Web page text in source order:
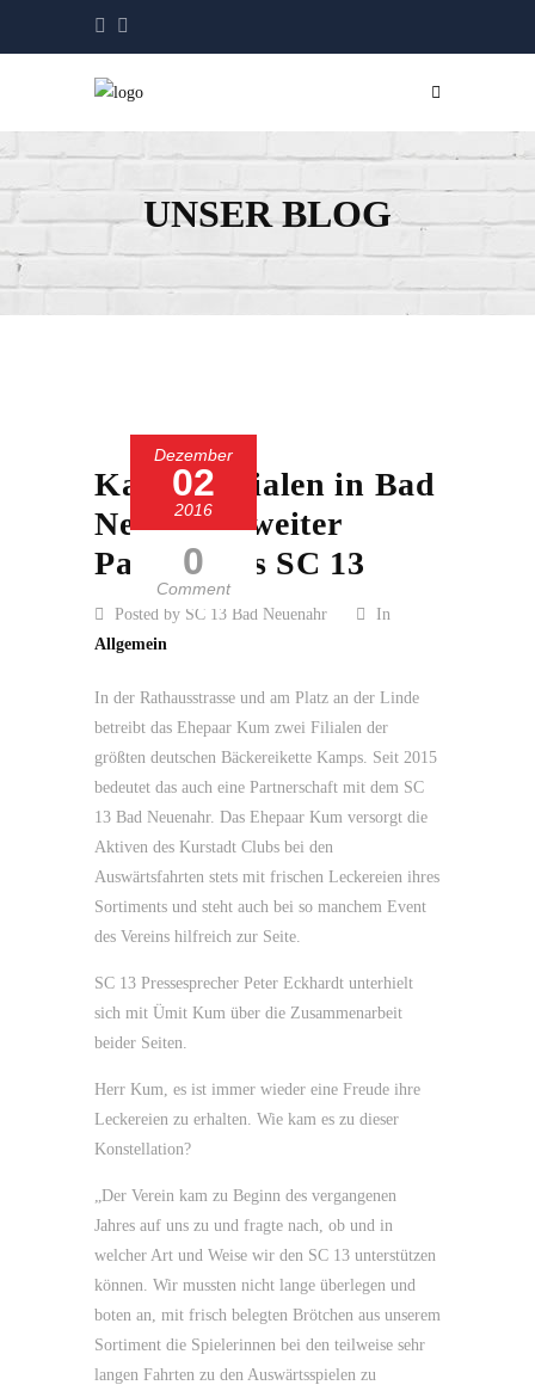
UNSER BLOG
Dezember
02
2016
0
Comment
Kamps Filialen in Bad
Neuenahr weiter
Partner des SC 13
Posted by SC 13 Bad Neuenahr
In
Allgemein
In der Rathausstrasse und am Platz an der Linde
betreibt das Ehepaar Kum zwei Filialen der
größten deutschen Bäckereikette Kamps. Seit 2015
bedeutet das auch eine Partnerschaft mit dem SC
13 Bad Neuenahr. Das Ehepaar Kum versorgt die
Aktiven des Kurstadt Clubs bei den
Auswärtsfahrten stets mit frischen Leckereien ihres
Sortiments und steht auch bei so manchem Event
des Vereins hilfreich zur Seite.
SC 13 Pressesprecher Peter Eckhardt unterhielt
sich mit Ümit Kum über die Zusammenarbeit
beider Seiten.
Herr Kum, es ist immer wieder eine Freude ihre
Leckereien zu erhalten. Wie kam es zu dieser
Konstellation?
„Der Verein kam zu Beginn des vergangenen
Jahres auf uns zu und fragte nach, ob und in
welcher Art und Weise wir den SC 13 unterstützen
können. Wir mussten nicht lange überlegen und
boten an, mit frisch belegten Brötchen aus unserem
Sortiment die Spielerinnen bei den teilweise sehr
langen Fahrten zu den Auswärtsspielen zu